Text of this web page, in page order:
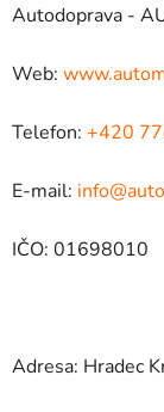
Autodoprava -
Web:
Telefon: +420
E-mail:
IČO: 01698010
Adresa: Hradec